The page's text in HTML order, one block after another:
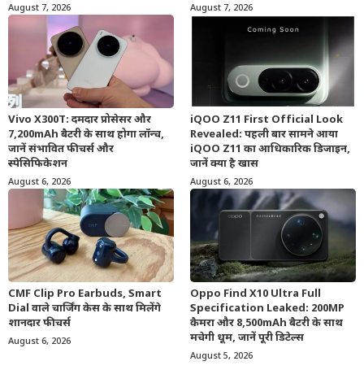
August 7, 2026 August 7, 2026
Vivo X300T: दमदार प्रोसेसर और
7,200mAh बैटरी के साथ होगा लॉन्च,
जानें संभावित फीचर्स और
स्पेसिफिकेशन
August 6, 2026
iQOO Z11 First Official Look
Revealed: पहली बार सामने आया
iQOO Z11 का आधिकारिक डिजाइन,
जानें क्या है खास
August 6, 2026
CMF Clip Pro Earbuds, Smart
Dial वाले चार्जिंग केस के साथ मिलेंगे
शानदार फीचर्स
August 6, 2026
Oppo Find X10 Ultra Full
Specification Leaked: 200MP
कैमरा और 8,500mAh बैटरी के साथ
मचेगी धूम, जानें पूरी डिटेल्स
August 5, 2026